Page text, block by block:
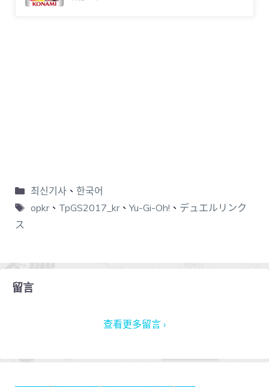
최신기사、 한국어
opkr、 TpGS2017_kr、Yu-Gi-Oh! 、 デュエルリンク
ス
留言
查看更多留言 ›